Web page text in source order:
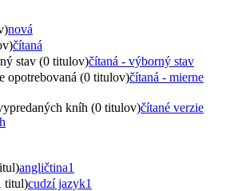
nová
čítaná
stav (0 titulov)čítaná - výborný stav
opotrebovaná (0 titulov)čítaná - mierne
kníh (0 titulov)čítané verzie
angličtina1
titul)cudzí jazyk1